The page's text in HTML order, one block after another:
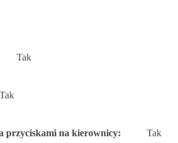
Tak
Tak
przyciskami na kierownicy: Tak